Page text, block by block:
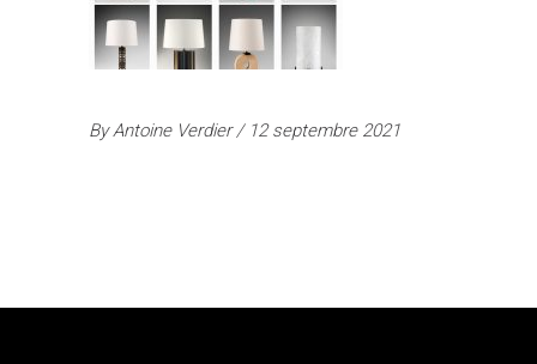
ByAntoine Verdier 12 septembre 2021